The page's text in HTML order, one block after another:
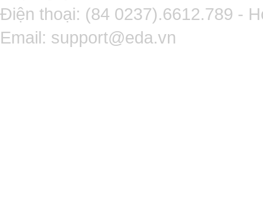
Điện thoại: (84 0237).6612.789 -
Email: support@eda.vn